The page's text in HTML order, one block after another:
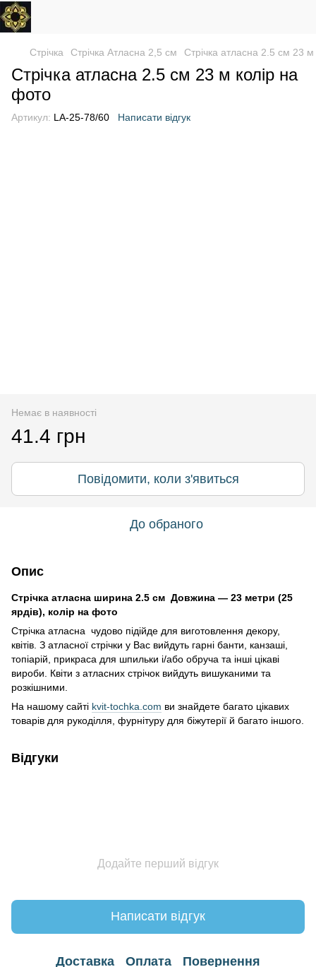
Стрічка Стрічка Атласна 2,5 см Стрічка атласна 2.5 см 23
Стрічка атласна 2.5 см 23 м колір на
фото
Артикул: LA-25-78/60 Написати відгук
Немає в наявності
41.4 грн
Повідомити, коли з'явиться
До обраного
Опис
Стрічка атласна ширина 2.5 см Довжина — 23 метри (25
ярдів), колір на фото
Стрічка атласна чудово підійде для виготовлення декору,
квітів. З атласної стрічки у Вас вийдуть гарні банти, канзаші,
топіарій, прикраса для шпильки і/або обруча та інші цікаві
вироби. Квіти з атласних стрічок вийдуть вишуканими та
розкішними.
На нашому сайті kvit-tochka.com ви знайдете багато цікавих
товарів для рукоділля, фурнітуру для біжутерії й багато іншого.
Відгуки
Додайте перший відгук
Написати відгук
Доставка Оплата Повернення